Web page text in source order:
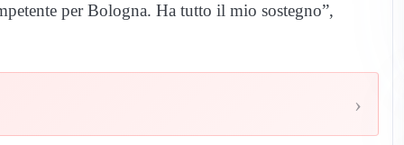
per Bologna. Ha tutto il mio sostegno”,
›